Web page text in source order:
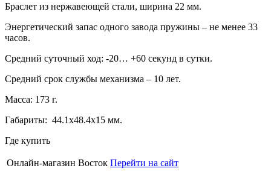
Браслет из нержавеющей стали, ширина 22 мм.
Энергетический запас одного завода пружины – не менее 33
часов.
Средний суточный ход: -20… +60 секунд в сутки.
Средний срок службы механизма – 10 лет.
Масса: 173 г.
Габариты: 44.1х48.4х15 мм.
Где купить
Онлайн-магазин Восток Перейти на сайт